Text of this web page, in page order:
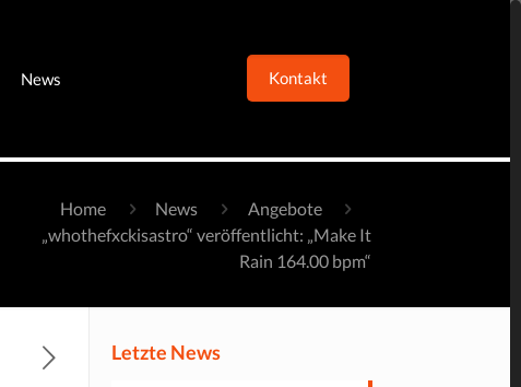
News Kontakt
Home News
Angebote
„whothefxckisastro“ veröffentlicht: „Make It
Rain 164.00 bpm“
Letzte News